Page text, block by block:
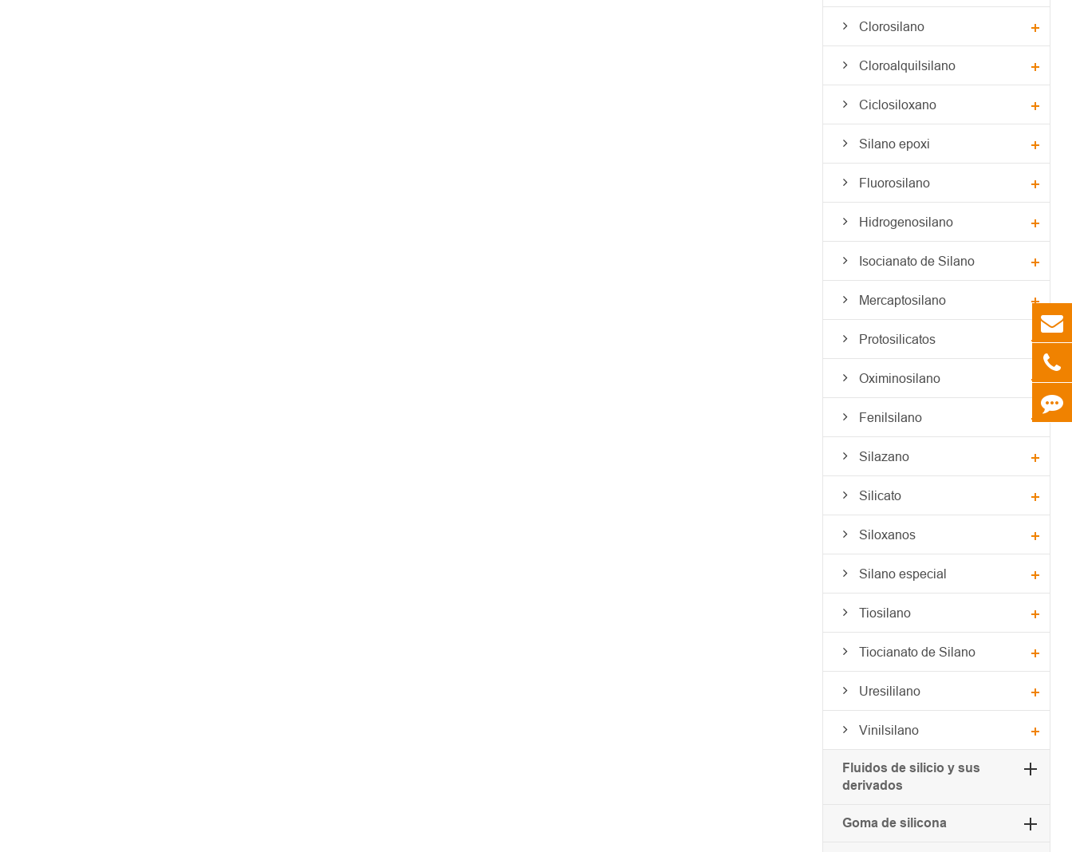
Clorosilano
Cloroalquilsilano
Ciclosiloxano
Silano epoxi
Fluorosilano
Hidrogenosilano
Isocianato de Silano
Mercaptosilano
Protosilicatos
Oximinosilano
Fenilsilano
Silazano
Silicato
Siloxanos
Silano especial
Tiosilano
Tiocianato de Silano
Uresililano
Vinilsilano
Fluidos de silicio y sus
derivados
Goma de silicona